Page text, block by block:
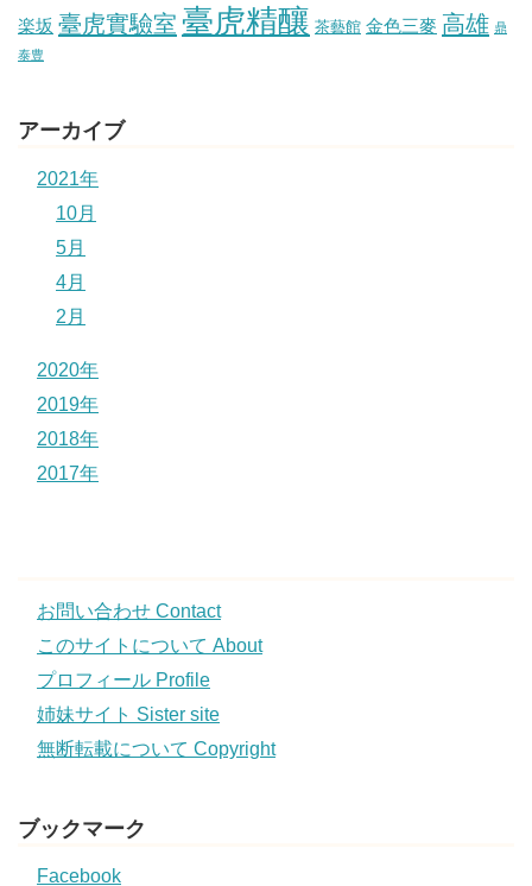
楽坂 臺虎實驗室 臺虎精釀 茶藝館 金色三麥 高雄 鼎
泰豊
アーカイブ
2021年
10月
5月
4月
2月
2020年
2019年
2018年
2017年
お問い合わせ Contact
このサイトについて About
プロフィール Profile
姉妹サイト Sister site
無断転載について Copyright
ブックマーク
Facebook